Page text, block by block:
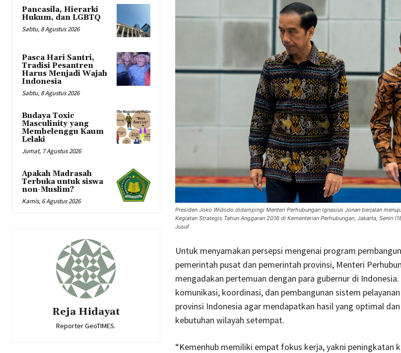
Pancasila, Hierarki
Hukum, dan LGBTQ
Sabtu, 8 Agustus 2026
Pasca Hari Santri,
Tradisi Pesantren
Harus Menjadi Wajah
Indonesia
Sabtu, 8 Agustus 2026
Budaya Toxic
Masculinity yang
Membelenggu Kaum
Lelaki
Jumat, 7 Agustus 2026
Apakah Madrasah
Terbuka untuk siswa
non-Muslim?
Kamis, 6 Agustus 2026
Reja Hidayat
Reporter GeoTIMES.
Presiden Joko Widodo didampingi Menteri Perhubungan Ignasius Jonan berjalan
Kegiatan Strategis Tahun Anggaran 2016 di Kementerian Perhubungan, Jakarta, Senin
Jusuf
Untuk menyamakan persepsi mengenai program
pemerintah pusat dan pemerintah provinsi, Menteri
mengadakan pertemuan dengan para gubernur di
komunikasi, koordinasi, dan pembangunan sistem
provinsi Indonesia agar mendapatkan hasil yang optimal
kebutuhan wilayah setempat.
“Kemenhub memiliki empat fokus kerja, yakni peningkatan